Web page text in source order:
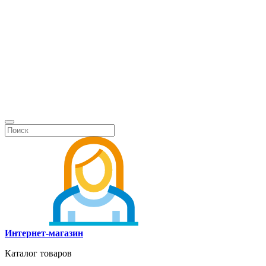
Интернет-магазин
Каталог товаров